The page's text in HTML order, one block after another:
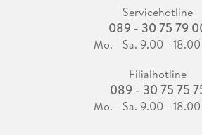
Servicehotline
089 - 30 75 79
Mo. - Sa. 9.00 -
Filialhotline
089 - 30 75 75
Mo. - Sa. 9.00 -